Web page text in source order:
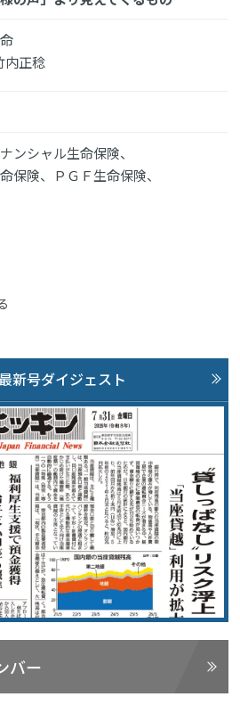
内正稔
ンシャル生命保険、
保険、ＰＧＦ生命保険、
新号ダイジェスト
バー